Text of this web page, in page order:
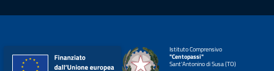
Istituto Comprensivo
"Centopassi"
Sant'Antonino di Susa (TO)